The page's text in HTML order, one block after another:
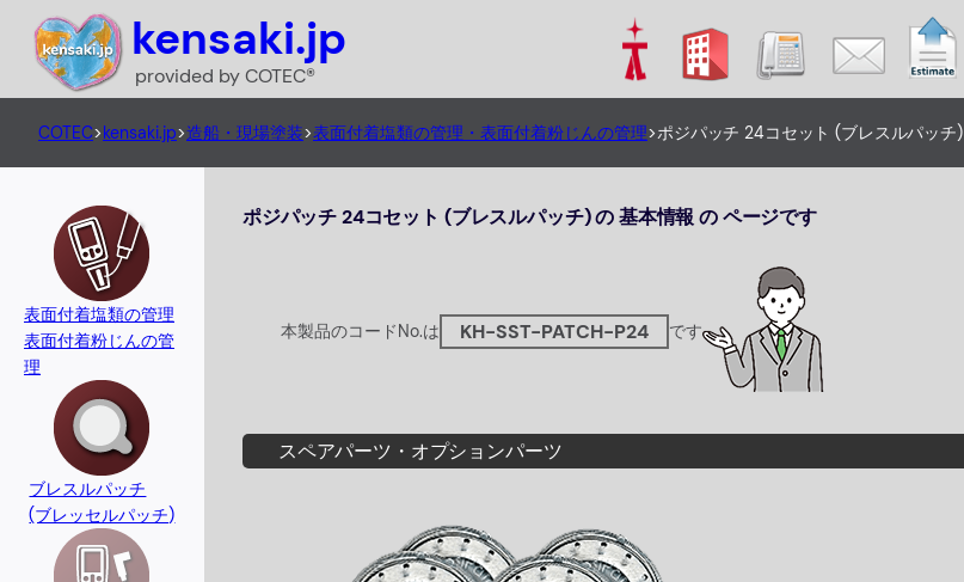
キ
kensaki.jp
provided by COTEC®
COTEC>kensaki.jp>造船・現場塗装>表面付着塩類の管理・表面付着粉じんの管理>ポジパッチ 24コセット (ブレスルパッチ)
表面付着塩類の管理
表面付着粉じんの管
理
ブレスルパッチ
(ブレッセルパッチ)
ポジパッチ 24コセット (ブレスルパッチ) の 基本情報 の ページです
本製品のコードNo.は KH-SST-PATCH-P24 です
スペアパーツ・オプションパーツ